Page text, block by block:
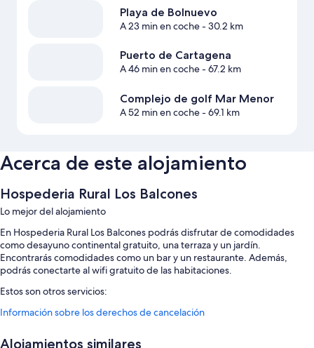
Playa de Bolnuevo
A 23 min en coche- 30.2 km
Puerto de Cartagena
A 46 min en coche- 67.2 km
Complejo de golf Mar Menor
A 52 min en coche- 69.1 km
Acerca de este alojamiento
Hospederia Rural Los Balcones
Lo mejor del alojamiento
En Hospederia Rural Los Balcones podrás disfrutar de comodidades
como desayuno continental gratuito, una terraza y un jardín.
Encontrarás comodidades como un bar y un restaurante. Además,
podrás conectarte al wifi gratuito de las habitaciones.
Estos son otros servicios:
Una piscina al aire libre de temporada
Información sobre los derechos de cancelación
Alojamientos similares